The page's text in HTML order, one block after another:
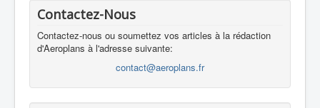
Contactez-Nous
Contactez-nous ou soumettez vos articles à la rédaction
d'Aeroplans à l'adresse suivante:
contact@aeroplans.fr